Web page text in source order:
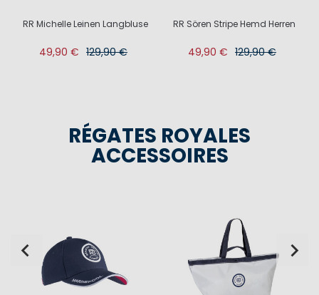
RR Michelle Leinen Langbluse
49,90 € 129,90 €
RR Sören Stripe Hemd Herren
49,90 € 129,90 €
RÉGATES ROYALES
ACCESSOIRES